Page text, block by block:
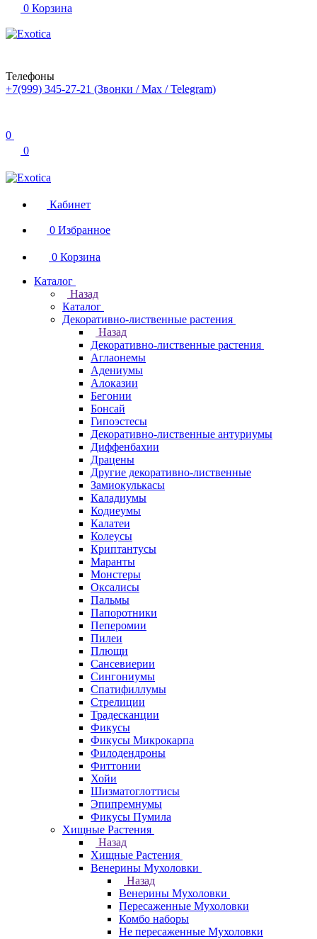
0 Корзина
Телефоны
+7(999) 345-27-21 (Звонки / Max / Telegram)
0
0
Кабинет
0 Избранное
0 Корзина
Каталог
Назад
Каталог
Декоративно-лиственные растения
Назад
Декоративно-лиственные растения
Аглаонемы
Адениумы
Алоказии
Бегонии
Бонсай
Гипоэстесы
Декоративно-лиственные антуриумы
Диффенбахии
Драцены
Другие декоративно-лиственные
Замиокулькасы
Каладиумы
Кодиеумы
Калатеи
Колеусы
Криптантусы
Маранты
Монстеры
Оксалисы
Пальмы
Папоротники
Пеперомии
Пилеи
Плющи
Сансевиерии
Сингониумы
Спатифиллумы
Стрелиции
Традесканции
Фикусы
Фикусы Микрокарпа
Филодендроны
Фиттонии
Хойи
Шизматоглоттисы
Эпипремнумы
Фикусы Пумила
Хищные Растения
Назад
Хищные Растения
Венерины Мухоловки
Назад
Венерины Мухоловки
Пересаженные Мухоловки
Комбо наборы
Не пересаженные Мухоловки